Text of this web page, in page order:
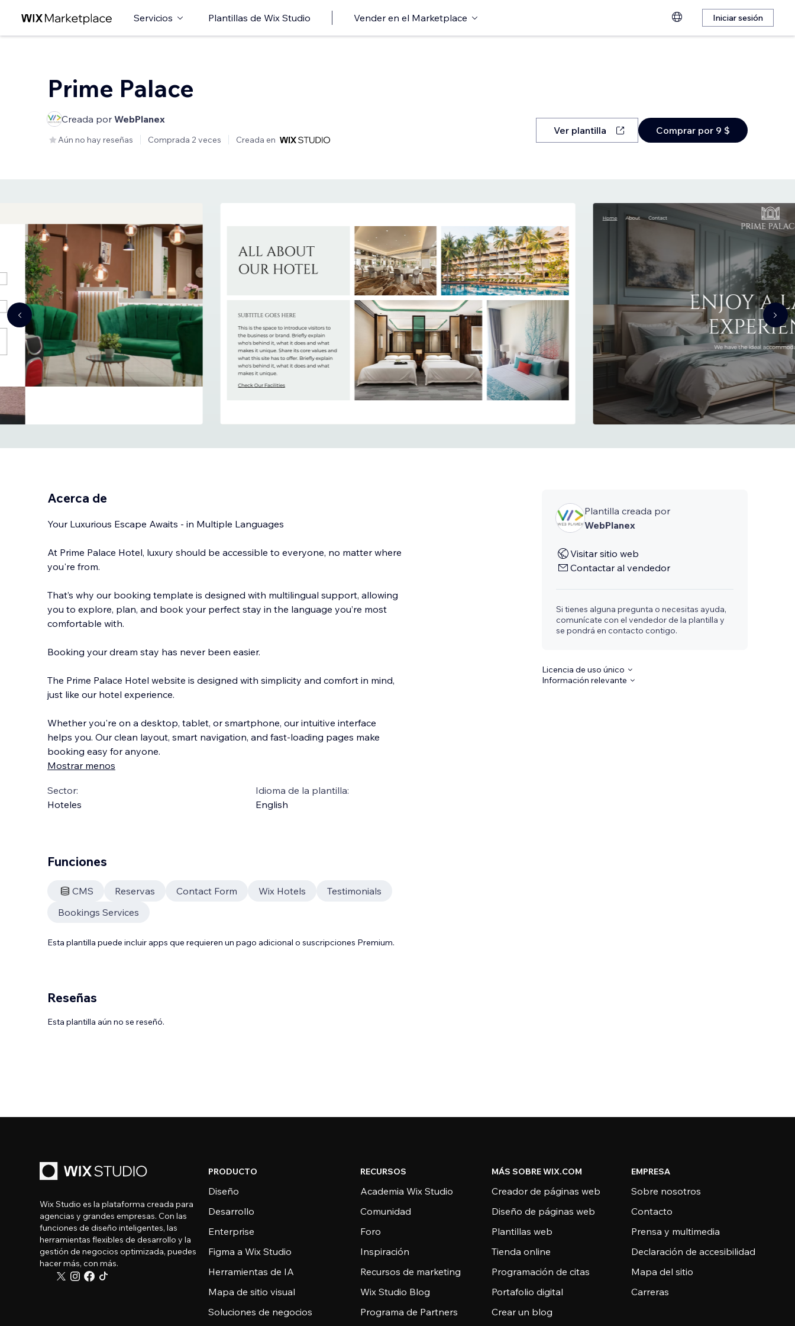
Servicios Plantillas de Wix Studio Vender en el Marketplace Iniciar sesión
Prime Palace
Creada por WebPlanex
Aún no hay reseñas Comprada 2 veces Creada en
Ver plantilla Comprar por 9 $
Acerca de
Your Luxurious Escape Awaits - in Multiple Languages
At Prime Palace Hotel, luxury should be accessible to everyone, no matter where
you're from.
That’s why our booking template is designed with multilingual support, allowing
you to explore, plan, and book your perfect stay in the language you’re most
comfortable with.
Booking your dream stay has never been easier.
The Prime Palace Hotel website is designed with simplicity and comfort in mind,
just like our hotel experience.
Whether you're on a desktop, tablet, or smartphone, our intuitive interface
helps you. Our clean layout, smart navigation, and fast-loading pages make
booking easy for anyone.
Mostrar menos
Sector:
Hoteles
Idioma de la plantilla:
English
Plantilla creada por
WebPlanex
Visitar sitio web
Contactar al vendedor
Si tienes alguna pregunta o necesitas ayuda,
comunícate con el vendedor de la plantilla y
se pondrá en contacto contigo.
Licencia de uso único
Información relevante
Funciones
CMS Reservas Contact Form Wix Hotels
Testimonials
Bookings Services
Esta plantilla puede incluir apps que requieren un pago adicional o suscripciones Premium.
Reseñas
Esta plantilla aún no se reseñó.
Wix Studio es la plataforma creada para
agencias y grandes empresas. Con las
funciones de diseño inteligentes, las
herramientas flexibles de desarrollo y la
gestión de negocios optimizada, puedes
hacer más, con más.
PRODUCTO
Diseño
Desarrollo
Enterprise
Figma a Wix Studio
Herramientas de IA
Mapa de sitio visual
Soluciones de negocios
RECURSOS
Academia Wix Studio
Comunidad
Foro
Inspiración
Recursos de marketing
Wix Studio Blog
Programa de Partners
MÁS SOBRE WIX.COM
Creador de páginas web
Diseño de páginas web
Plantillas web
Tienda online
Programación de citas
Portafolio digital
Crear un blog
EMPRESA
Sobre nosotros
Contacto
Prensa y multimedia
Declaración de accesibilidad
Mapa del sitio
Carreras